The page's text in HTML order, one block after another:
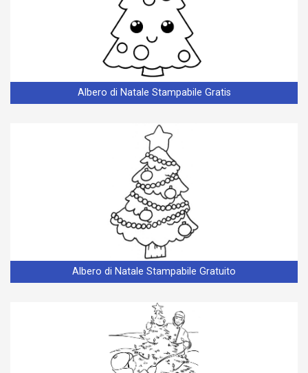
Albero di Natale Stampabile Gratis
Albero di Natale Stampabile Gratuito